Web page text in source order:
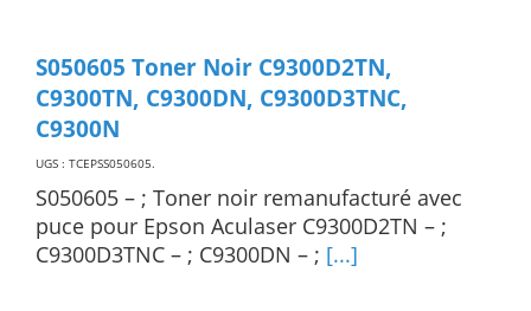
S050605 Toner Noir C9300D2TN,
C9300TN, C9300DN, C9300D3TNC,
C9300N
UGS : TCEPSS050605.
S050605 – ; Toner noir remanufacturé avec
puce pour Epson Aculaser C9300D2TN – ;
C9300D3TNC – ; C9300DN – ; [...]